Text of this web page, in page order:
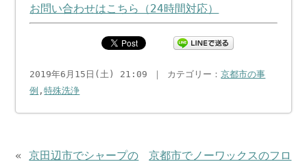
お問い合わせはこちら（24時間対応）
2019年6月15日(土) 21:09 ｜ カテゴリー：京都市の事
例 ,特殊洗浄
«京田辺市でシャープの
京都市でノーワックスのフロ